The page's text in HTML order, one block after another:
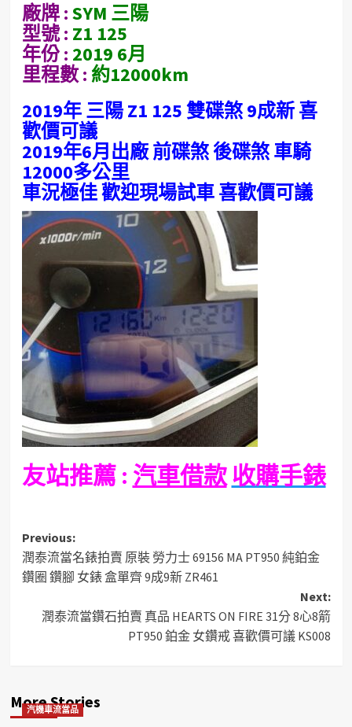
廠牌 :SYM 三陽
型號 : Z1 125
年份 : 2019 6月
里程數 : 約12000km
2019年 三陽 Z1 125 雙碟煞 9成新 喜
歡價可議
2019年6月出廠 前碟煞 後碟煞 車騎
12000多公里
車況極佳 歡迎現場試車 喜歡價可議
友站推薦 : 汽車借款收購手錶
Post
navigation
Previous:
潤泰流當名錶拍賣 原裝 勞力士 69156 MA PT950 純鉑金
鑽圈 鑽腳 女錶 盒單齊 9成9新 ZR461
Next:
潤泰流當鑽石拍賣 真品 HEARTS ON FIRE 31分 8心8箭
PT950 鉑金 女鑽戒 喜歡價可議 KS008
More Stories
汽機車流當品